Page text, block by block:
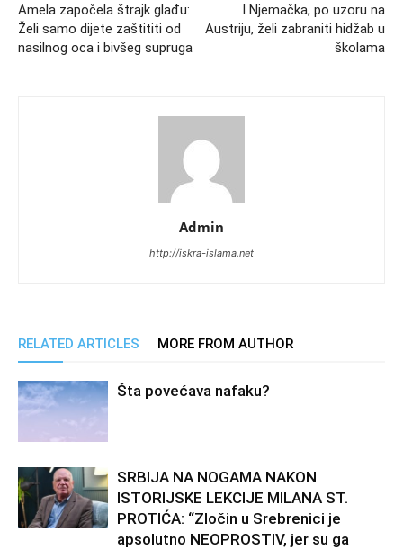
Amela započela štrajk glađu:
Želi samo dijete zaštititi od
nasilnog oca i bivšeg supruga
I Njemačka, po uzoru na
Austriju, želi zabraniti hidžab u
školama
Admin
http://iskra-islama.net
RELATED ARTICLES MORE FROM AUTHOR
Šta povećava nafaku?
SRBIJA NA NOGAMA NAKON
ISTORIJSKE LEKCIJE MILANA ST.
PROTIĆA: “Zločin u Srebrenici je
apsolutno NEOPROSTIV, jer su ga